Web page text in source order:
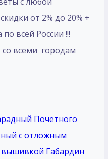
от 2% до 20% +
всей России !!!
всеми городам